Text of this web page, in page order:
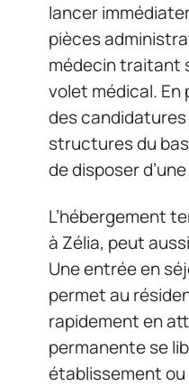
lancer
pièces
médecin traitant
volet médical. En
des candidatures
structures du
de disposer
L’hébergement
à Zélia, peut
Une entrée en
permet au
rapidement en
permanente se
établissement ou